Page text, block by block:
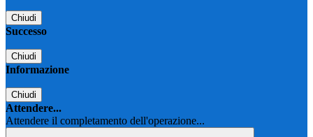
Chiudi
Successo
Chiudi
Informazione
Chiudi
Attendere...
Attendere il completamento dell'operazione...